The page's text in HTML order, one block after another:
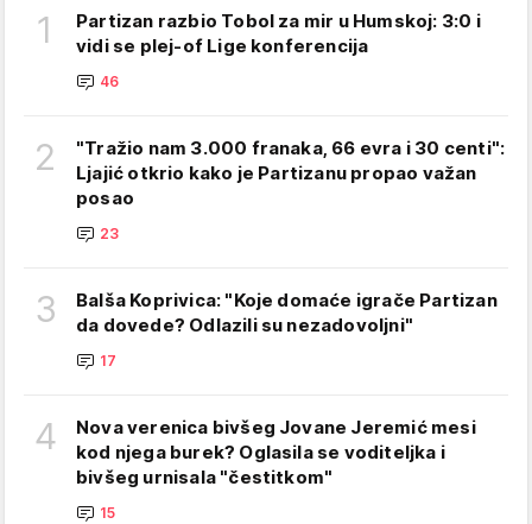
1
Partizan razbio Tobol za mir u Humskoj: 3:0 i
vidi se plej-of Lige konferencija
46
2
"Tražio nam 3.000 franaka, 66 evra i 30 centi":
Ljajić otkrio kako je Partizanu propao važan
posao
23
3
Balša Koprivica: "Koje domaće igrače Partizan
da dovede? Odlazili su nezadovoljni"
17
4
Nova verenica bivšeg Jovane Jeremić mesi
kod njega burek? Oglasila se voditeljka i
bivšeg urnisala "čestitkom"
15